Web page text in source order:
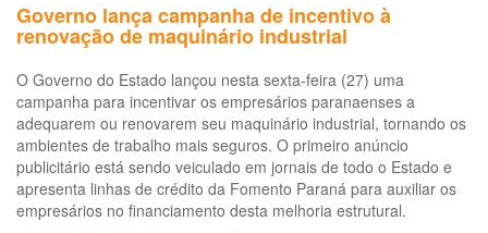
sobre
NR
9
e
17
ocorrem
na
Fundacentro
Governo lança campanha de incentivo à
renovação de maquinário industrial
O Governo do Estado lançou nesta sexta-feira (27) uma
campanha para incentivar os empresários paranaenses a
adequarem ou renovarem seu maquinário industrial, tornando os
ambientes de trabalho mais seguros. O primeiro anúncio
publicitário está sendo veiculado em jornais de todo o Estado e
apresenta linhas de crédito da Fomento Paraná para auxiliar os
empresários no financiamento desta melhoria estrutural.